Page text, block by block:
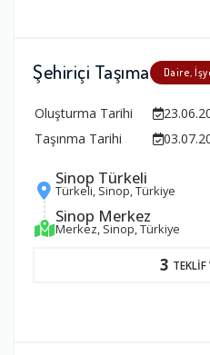
Şehiriçi Taşıma Daire,
Oluşturma Tarihi
Taşınma Tarihi
Sinop Türkeli
Türkeli, Sinop, Türkiye
Sinop Merkez
Merkez, Sinop, Türkiye
3 TEKLİF